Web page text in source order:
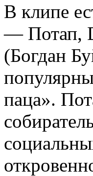
В клипе
— Потап,
(Богдан
паца».